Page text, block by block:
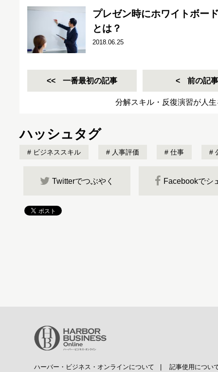
プレゼン時にホワイトボー
とは？
2018.06.25
一番最初の記事 前の記事
分解スキル・反復演習が人
ハッシュタグ
ビジネススキル 人事評価 仕事
Twitterでつぶやく Facebookでシ
ハーバー・ビジネス・オンラインについて 記事使用につい